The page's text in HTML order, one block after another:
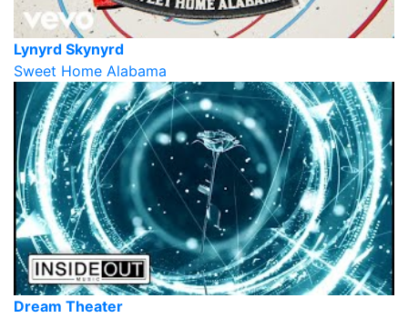
Lynyrd Skynyrd
Sweet Home Alabama
Dream Theater